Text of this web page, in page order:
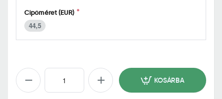
Cipőméret (EUR)
44,5
KOSÁRBA